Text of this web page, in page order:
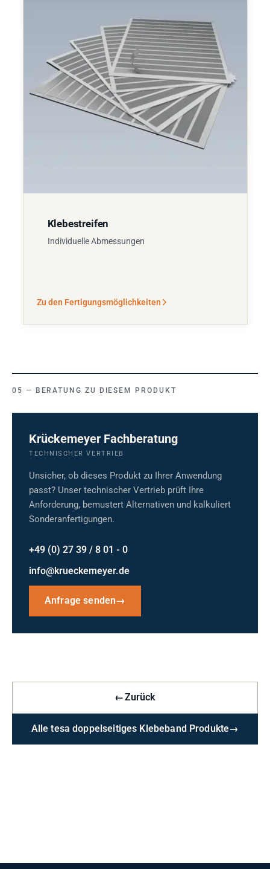
Klebestreifen
Individuelle Abmessungen
Zu den Fertigungsmöglichkeiten
BERATUNG ZU DIESEM PRODUKT
Krückemeyer Fachberatung
TECHNISCHER VERTRIEB
Unsicher, ob dieses Produkt zu Ihrer Anwendung
passt? Unser technischer Vertrieb prüft Ihre
Anforderung, bemustert Alternativen und kalkuliert
Sonderanfertigungen.
+49 (0) 27 39 / 8 01 - 0
info@krueckemeyer.de
Anfrage senden→
←Zurück
Alle tesa doppelseitiges Klebeband Produkte→